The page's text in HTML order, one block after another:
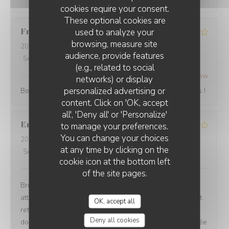
cookies require your consent.
These optional cookies are
used to analyze your
browsing, measure site
audience, provide features
(e.g., related to social
networks) or display
personalized advertising or
content. Click on 'OK, accept
all', 'Deny all' or 'Personalize'
to manage your preferences.
You can change your choices
at any time by clicking on the
cookie icon at the bottom left
of the site pages.
OK, accept all
Deny all cookies
Frank
2025-10-25
- 19:15 - Guests 4
Service
Ambiance:4 /5 Food:4 /5 Value:
Quindici Trattoria Rouen has replied to this review
Bonjour Frank, Merci beaucoup pour votre note 4 étoiles !
Emilie
2025-10-19
- 13:15 - Guests 2
Service
Ambiance: 5/5 Food:4/5 Value: 4
Brunch dans un cadre agréable avec de bons produits
attention à l’heure d’arrivée car les plats et entrées sont
retirés à 14h et les réservations vont jusqu’à 13h30
dommage car c’est moins évident de profiter, qui est l’idée
QUINDICI TRATTORIA ROUEN